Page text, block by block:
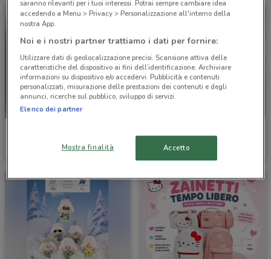
486 m Scade il 31/12
saranno rilevanti per i tuoi interessi. Potrai sempre cambiare idea
accedendo a Menu > Privacy > Personalizzazione all'interno della
nostra App.
Noi e i nostri partner trattiamo i dati per fornire:
Utilizzare dati di geolocalizzazione precisi. Scansione attiva delle
caratteristiche del dispositivo ai fini dell’identificazione. Archiviare
informazioni su dispositivo e/o accedervi. Pubblicità e contenuti
personalizzati, misurazione delle prestazioni dei contenuti e degli
annunci, ricerche sul pubblico, sviluppo di servizi.
Elenco dei partner
Mostra finalità Accetto